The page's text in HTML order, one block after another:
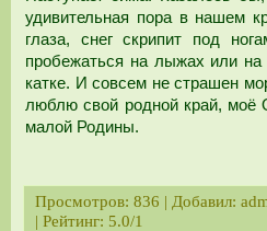
удивительная пора в нашем
глаза, снег скрипит под
пробежаться на лыжах или на
катке. И совсем не страшен
люблю свой родной край, моё
малой Родины.
Просмотров: 836 | Добавил:
| Рейтинг: 5.0/1